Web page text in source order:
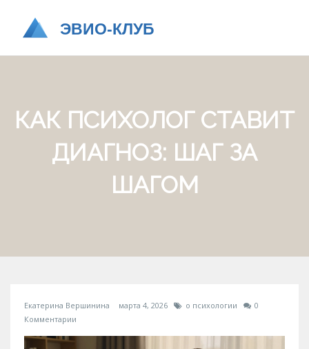
КАК ПСИХОЛОГ СТАВИТ
ДИАГНОЗ: ШАГ ЗА
ШАГОМ
Екатерина Вершинина марта 4, 2026 о психологии
0
Комментарии